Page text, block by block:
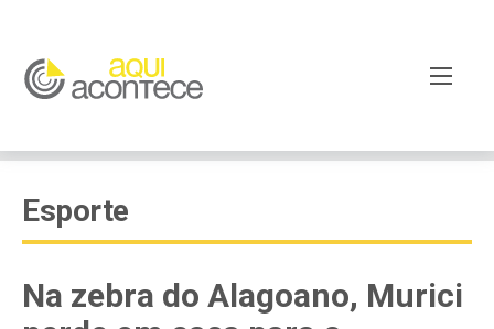
Esporte
Na zebra do Alagoano, Murici